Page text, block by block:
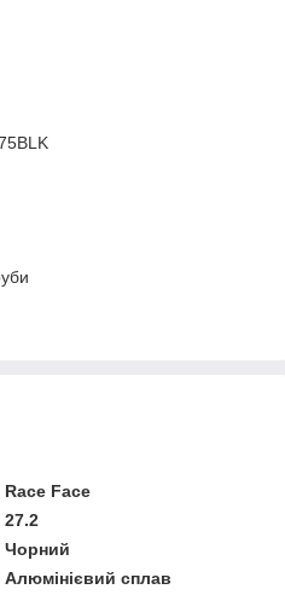
Race Face
27.2
Чорний
Алюмінієвий сплав